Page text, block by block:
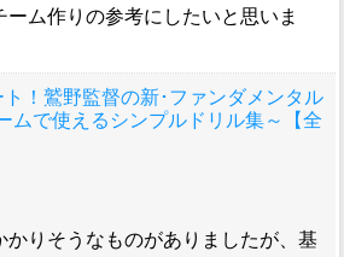
ム作りの参考にしたいと思いま
！鷲野監督の新･ファンダメンタル
ムで使えるシンプルドリル集～【全
かりそうなものがありましたが、基